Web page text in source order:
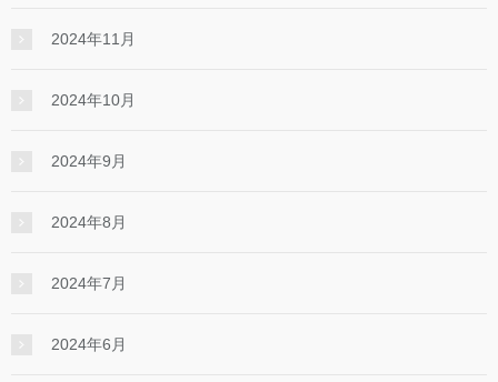
2024年11月
2024年10月
2024年9月
2024年8月
2024年7月
2024年6月